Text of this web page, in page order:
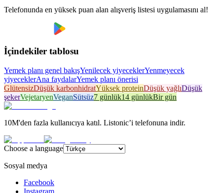
Telefonunda en yüksek puan alan alışveriş listesi uygulamasını al!
İçindekiler tablosu
Yemek planı genel bakışYenilecek yiyeceklerYenmeyecek
yiyeceklerAna faydalarYemek planı önerisi
GlütensizDüşük karbonhidratYüksek proteinDüşük yağlıDüşük
şekerVejetaryenVeganSütsüz7 günlük14 günlükBir gün
10M'den fazla kullanıcıya katıl. Listonic’i telefonuna indir.
Choose a language
Sosyal medya
Facebook
Instagram